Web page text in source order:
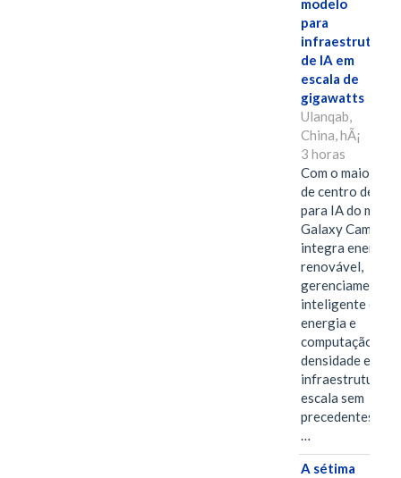
modelo
para
infraestrutura
de IA em
escala de
gigawatts
Ulanqab,
China, hÃ¡
3 horas
Com o maior
de centro de
para IA do
Galaxy Campus
integra energia
renovável,
gerenciamento
inteligente de
energia e
computação de
densidade em
infraestrutura
escala sem
…
A sétima